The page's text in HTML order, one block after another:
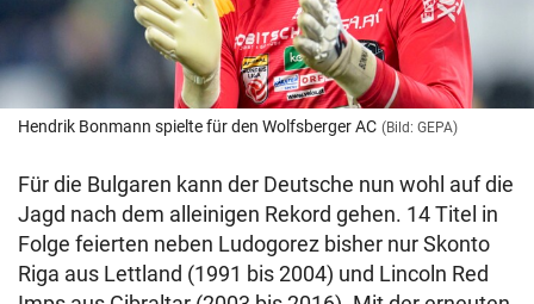
Hendrik Bonmann spielte für den Wolfsberger AC (Bild: GEPA)
Für die Bulgaren kann der Deutsche nun wohl auf die
Jagd nach dem alleinigen Rekord gehen. 14 Titel in
Folge feierten neben Ludogorez bisher nur Skonto
Riga aus Lettland (1991 bis 2004) und Lincoln Red